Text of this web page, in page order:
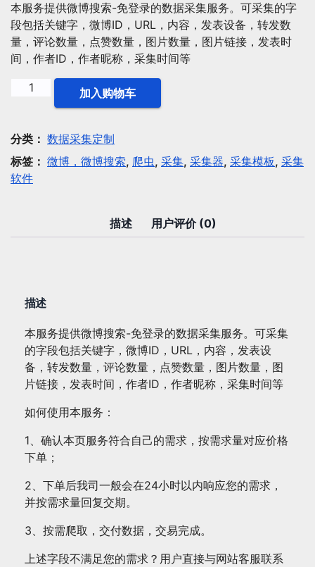
为：
¥399.00。
价
格
为：
¥299.00。
本服务提供微博搜索-免登录的数据采集服务。可采集的字
段包括关键字，微博ID，URL，内容，发表设备，转发数
量，评论数量，点赞数量，图片数量，图片链接，发表时
间，作者ID，作者昵称，采集时间等
集：
微
博
搜
登
加入购物车
分类： 数据采集定制
标签： 微博，微博搜索, 爬虫, 采集, 采集器, 采集模板, 采集
软件
描述 用户评价 (0)
描述
本服务提供微博搜索-免登录的数据采集服务。可采集
的字段包括关键字，微博ID，URL，内容，发表设
备，转发数量，评论数量，点赞数量，图片数量，图
片链接，发表时间，作者ID，作者昵称，采集时间等
如何使用本服务：
1、确认本页服务符合自己的需求，按需求量对应价格
下单；
2、下单后我司一般会在24小时以内响应您的需求，
并按需求量回复交期。
3、按需爬取，交付数据，交易完成。
上述字段不满足您的需求？用户直接与网站客服联系